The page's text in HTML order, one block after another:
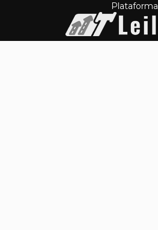
Plataforma